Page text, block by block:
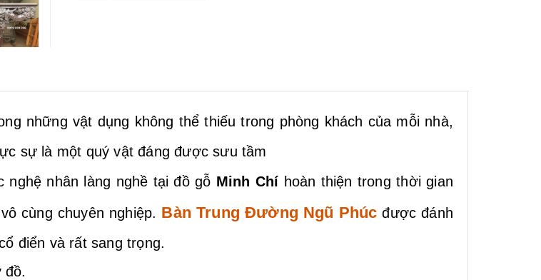
những vật dụng không thể thiếu trong phòng khách của mỗi nhà,
sự là một quý vật đáng được sưu tầm
nghệ nhân làng nghề tại đồ gỗ Minh Chí hoàn thiện trong thời gian
cùng chuyên nghiệp. Bàn Trung Đường Ngũ Phúcđược đánh
điển và rất sang trọng.
đồ.